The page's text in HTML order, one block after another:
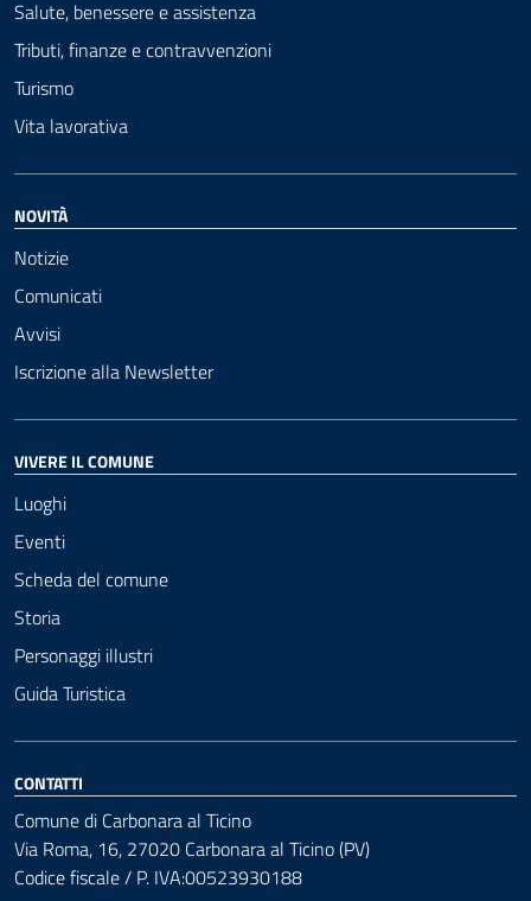
Salute, benessere e assistenza
Tributi, finanze e contravvenzioni
Turismo
Vita lavorativa
NOVITÀ
Notizie
Comunicati
Avvisi
Iscrizione alla Newsletter
VIVERE IL COMUNE
Luoghi
Eventi
Scheda del comune
Storia
Personaggi illustri
Guida Turistica
CONTATTI
Comune di Carbonara al Ticino
Via Roma, 16, 27020 Carbonara al Ticino (PV)
Codice fiscale / P. IVA:00523930188